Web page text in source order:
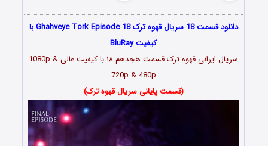
دانلود قسمت 18 سریال قهوه ترک Ghahveye Tork Episode 18 با
کیفیت BluRay
سریال ایرانی قهوه ترک قسمت هجدهم ۱۸ با کیفیت عالی 1080p &
720p & 480p
(قسمت پایانی سریال قهوه ترک)